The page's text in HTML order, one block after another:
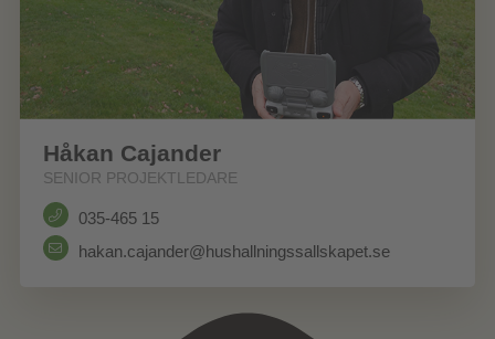
Håkan Cajander
SENIOR PROJEKTLEDARE
035-465 15
hakan.cajander@hushallningssallskapet.se